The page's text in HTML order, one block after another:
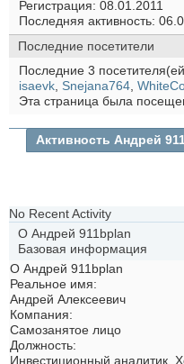
Регистрация 08.01.2011
Последняя активность
Последние посетители
Последние 3
isaevk Snejana764
Эта страница была
Активность Андрей
No Recent Activity
О Андрей 911bplan
Базовая информация
О Андрей 911bplan
Реальное имя:
Андрей Алексеевич
Компания:
Самозанятое лицо
Должность:
Инвестиционный аналитик,